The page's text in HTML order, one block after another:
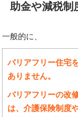
助金や減税制
一般的に、
バリアフリー住宅
ありません。
バリアフリーの改
は、介護保険制度